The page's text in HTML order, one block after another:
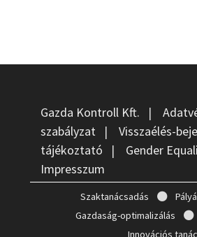
Gazda Kontroll Kft. |
szabályzat | Visszaélés-
tájékoztató | Gender
Impresszum
Szaktanácsadás
Gazdaság-optimalizálás
Innovációs